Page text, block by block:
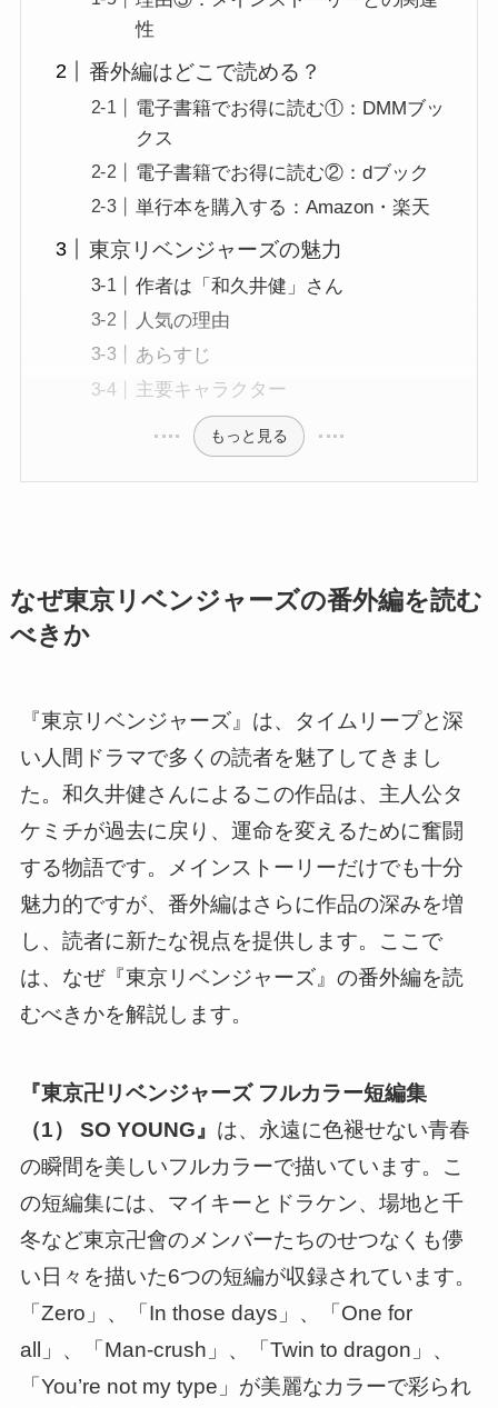
性
番外編はどこで読める？
電子書籍でお得に読む①：DMMブッ
クス
電子書籍でお得に読む②：dブック
単行本を購入する：Amazon・楽天
東京リベンジャーズの魅力
作者は「和久井健」さん
人気の理由
あらすじ
主要キャラクター
もっと見る
なぜ東京リベンジャーズの番外編を読む
べきか
『東京リベンジャーズ』は、タイムリープと深
い人間ドラマで多くの読者を魅了してきまし
た。和久井健さんによるこの作品は、主人公タ
ケミチが過去に戻り、運命を変えるために奮闘
する物語です。メインストーリーだけでも十分
魅力的ですが、番外編はさらに作品の深みを増
し、読者に新たな視点を提供します。ここで
は、なぜ『東京リベンジャーズ』の番外編を読
むべきかを解説します。
『東京卍リベンジャーズ フルカラー短編集
（1） SO YOUNG』 は、永遠に色褪せない青春
の瞬間を美しいフルカラーで描いています。こ
の短編集には、マイキーとドラケン、場地と千
冬など東京卍會のメンバーたちのせつなくも儚
い日々を描いた6つの短編が収録されています。
「Zero」、「In those days」、「One for
all」、「Man-crush」、「Twin to dragon」、
「You’re not my type」が美麗なカラーで彩られ